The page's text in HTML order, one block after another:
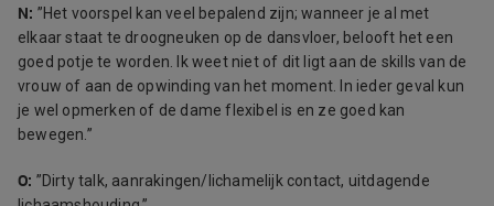
N: ”Het voorspel kan veel bepalend zijn; wanneer je al met
elkaar staat te droogneuken op de dansvloer, belooft het een
goed potje te worden.
Ik weet niet of dit ligt aan de skills van de
vrouw of aan de opwinding van het moment. In ieder geval kun
je wel opmerken of de dame flexibel is en ze goed kan
bewegen.”
O: ”Dirty talk, aanrakingen/lichamelijk contact, uitdagende